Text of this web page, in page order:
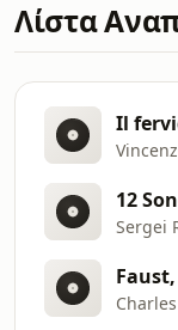
Λίστα
Il
12